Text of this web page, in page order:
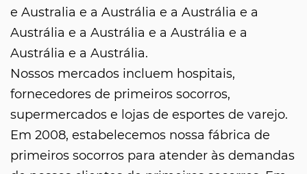
e Australia e a Austrália e a Austrália e a
Austrália e a Austrália e a Austrália e a
Austrália e a Austrália.
Nossos mercados incluem hospitais,
fornecedores de primeiros socorros,
supermercados e lojas de esportes de varejo.
Em 2008, estabelecemos nossa fábrica de
primeiros socorros para atender às demandas